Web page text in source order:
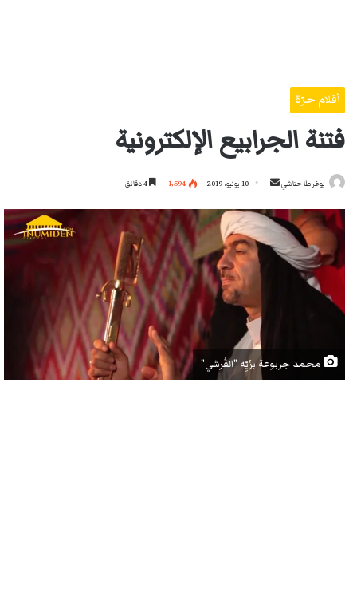
أقلام حرّة
فتنة الجرابيع الإلكترونية
يوغرطا حناشي
أرسل
إلكترونيا
10 يونيو، 2019 1٬594
محمد جربوعة بزَيِّه "القُرشي"